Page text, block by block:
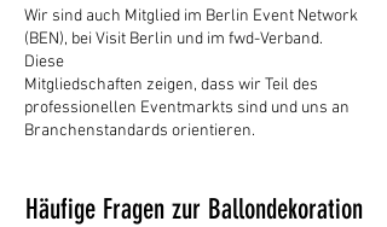
Wir sind auch Mitglied im Berlin Event Network
(BEN), bei Visit Berlin und im fwd-Verband.
Diese
Mitgliedschaften zeigen, dass wir Teil des
professionellen Eventmarkts sind und uns an
Branchenstandards orientieren.
Häufige Fragen zur Ballondekoration